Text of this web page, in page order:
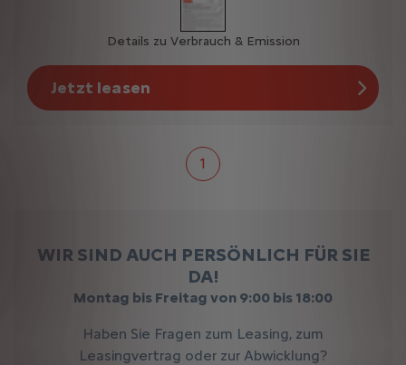
Details zu Verbrauch & Emission
Jetzt leasen
1
WIR SIND AUCH PERSÖNLICH FÜR SIE
DA!
Montag bis Freitag von 9:00 bis 18:00
Haben Sie Fragen zum Leasing, zum
Leasingvertrag oder zur Abwicklung?